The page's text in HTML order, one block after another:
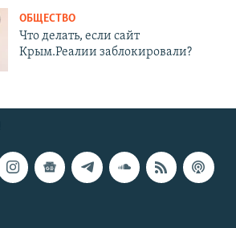
ОБЩЕСТВО
Что делать, если сайт
Крым.Реалии заблокировали?